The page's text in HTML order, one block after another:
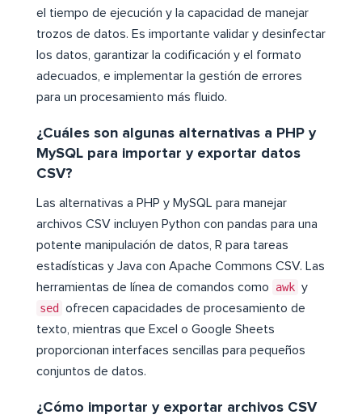
el tiempo de ejecución y la capacidad de manejar
trozos de datos. Es importante validar y desinfectar
los datos, garantizar la codificación y el formato
adecuados, e implementar la gestión de errores
para un procesamiento más fluido.
¿Cuáles son algunas alternativas a PHP y
MySQL para importar y exportar datos
CSV?
Las alternativas a PHP y MySQL para manejar
archivos CSV incluyen Python con pandas para una
potente manipulación de datos, R para tareas
estadísticas y Java con Apache Commons CSV. Las
herramientas de línea de comandos como
awk y
sed
ofrecen capacidades de procesamiento de
texto, mientras que Excel o Google Sheets
proporcionan interfaces sencillas para pequeños
conjuntos de datos.
¿Cómo importar y exportar archivos CSV